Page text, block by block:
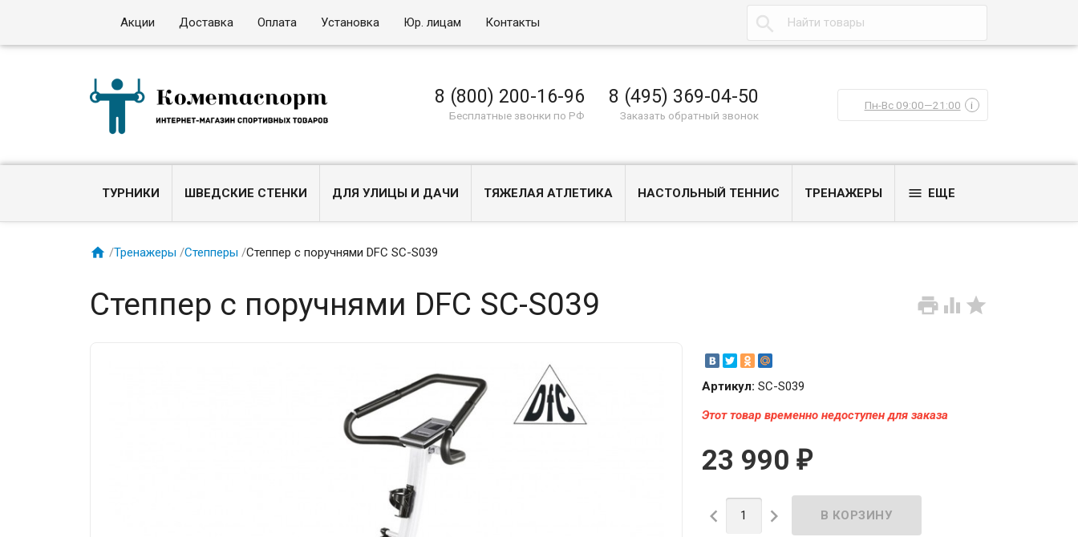
Акции Доставка Оплата Установка Юр. лицам Контакты 
8 (800) 200-16-96
Бесплатные звонки по РФ
8 (495) 369-04-50
Заказать обратный звонок
Пн-Вс 09:00—21:00 i
ТУРНИКИ ШВЕДСКИЕ СТЕНКИ ДЛЯ УЛИЦЫ И ДАЧИ ТЯЖЕЛАЯ АТЛЕТИКА НАСТОЛЬНЫЙ ТЕННИС ТРЕНАЖЕРЫ  ЕЩЕ
 /Тренажеры /Степперы /Степпер с поручнями DFC SC-S039
  
Степпер с поручнями DFC SC-S039
Артикул: SC-S039
Этот товар временно недоступен для заказа
23 990 ₽
 